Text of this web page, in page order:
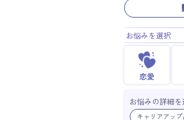
お悩みを選択
恋愛
お悩みの詳細
キャリアアップ